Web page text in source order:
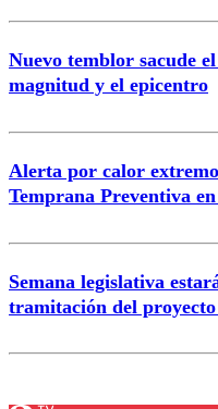
Nuevo temblor sacude
magnitud y el epicentro
Alerta por calor
Temprana Preventiva
Semana legislativa
tramitación del